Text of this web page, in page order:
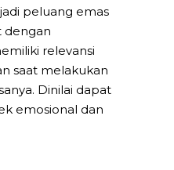
peluang emas
dengan
relevansi
saat melakukan
Dinilai dapat
emosional dan